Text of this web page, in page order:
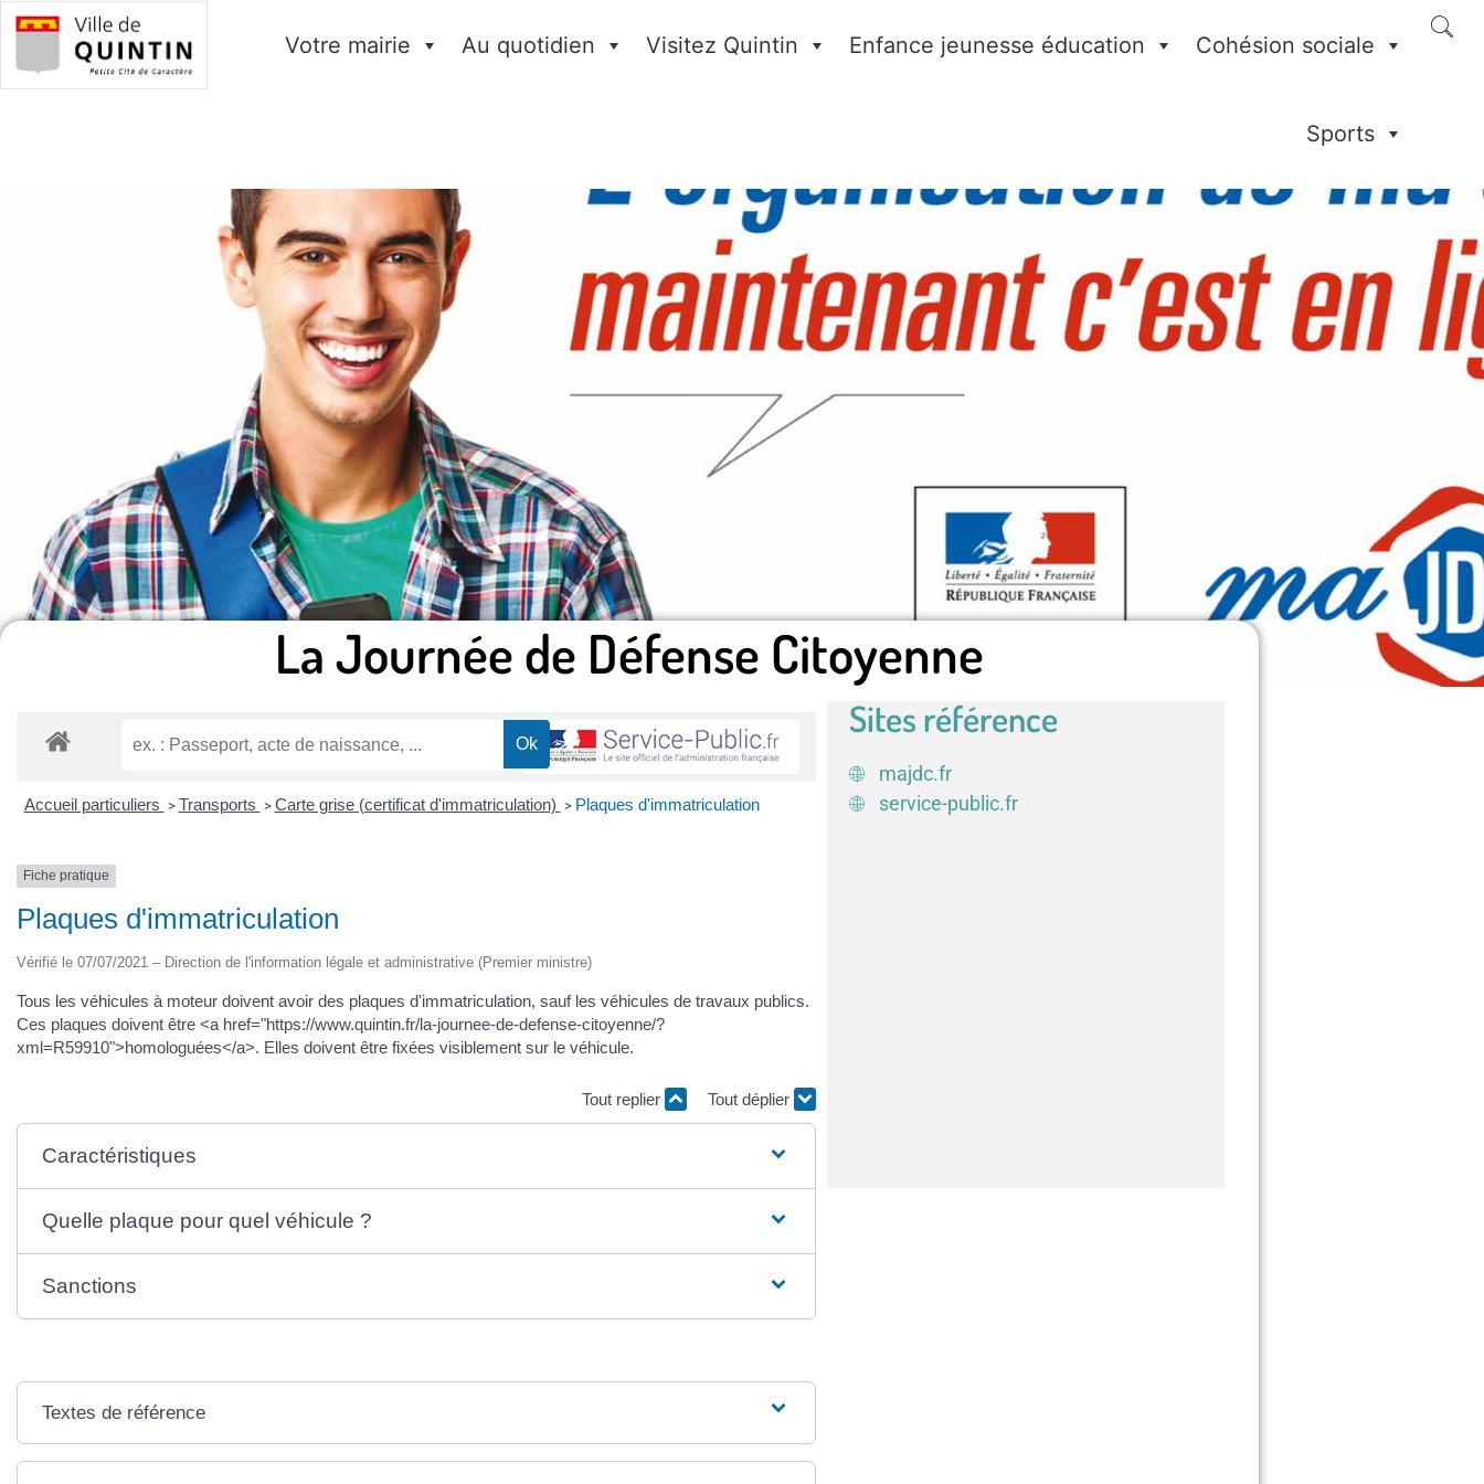
Votre mairie Au quotidien Visitez Quintin Enfance jeunesse éducation Cohésion sociale
Sports
La Journée de Défense Citoyenne
Accueil particuliers > Transports > Carte grise (certificat d'immatriculation) > Plaques d'immatriculation
Fiche pratique
Plaques d'immatriculation
Vérifié le 07/07/2021 – Direction de l'information légale et administrative (Premier ministre)
Tous les véhicules à moteur doivent avoir des plaques d'immatriculation, sauf les véhicules de travaux publics.
Ces plaques doivent être <a href="https://www.quintin.fr/la-journee-de-defense-citoyenne/?
xml=R59910">homologuées</a>. Elles doivent être fixées visiblement sur le véhicule.
Tout replier Tout déplier
Caractéristiques
Quelle plaque pour quel véhicule ?
Sanctions
Textes de référence
Sites référence
majdc.fr
service-public.fr